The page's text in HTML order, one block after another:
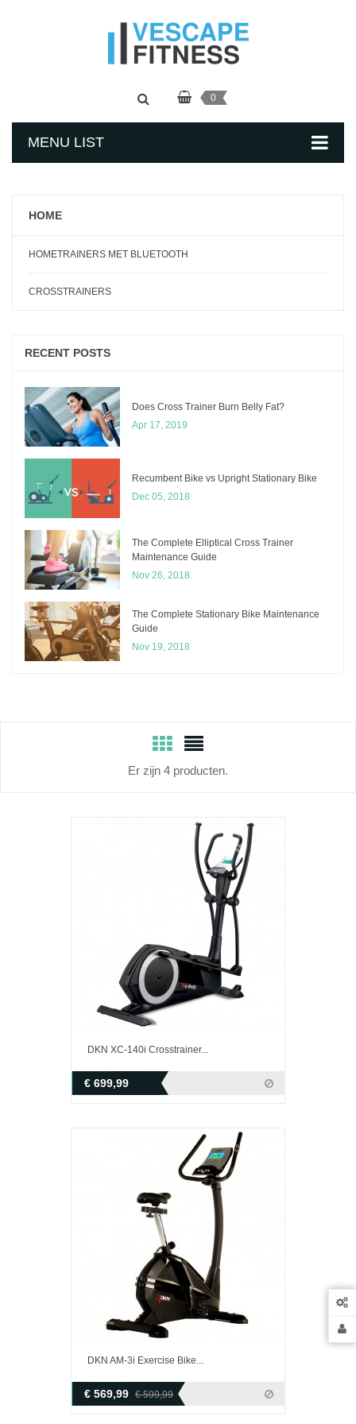
0
MENU LIST
HOME
HOMETRAINERS MET BLUETOOTH
CROSSTRAINERS
RECENT POSTS
Does Cross Trainer Burn Belly Fat?
Apr 17, 2019
Recumbent Bike vs Upright Stationary Bike
Dec 05, 2018
The Complete Elliptical Cross Trainer
Maintenance Guide
Nov 26, 2018
The Complete Stationary Bike Maintenance
Guide
Nov 19, 2018
Er zijn 4 producten.
DKN XC-140i Crosstrainer...
€ 699,99
DKN AM-3i Exercise Bike...
€ 569,99 € 599,99